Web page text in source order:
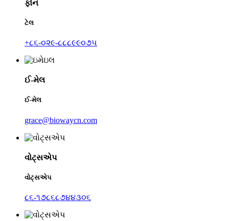
ફોન
ટેલ
+૮૬-૦૨૯-૮૮૮૯૯૦૭૫
ઈ-મેલ
ઈ-મેલ
grace@biowaycn.com
વોટ્સએપ
વોટ્સએપ
૮૬-૧૭૮૬૮૭૪૪૩૦૬